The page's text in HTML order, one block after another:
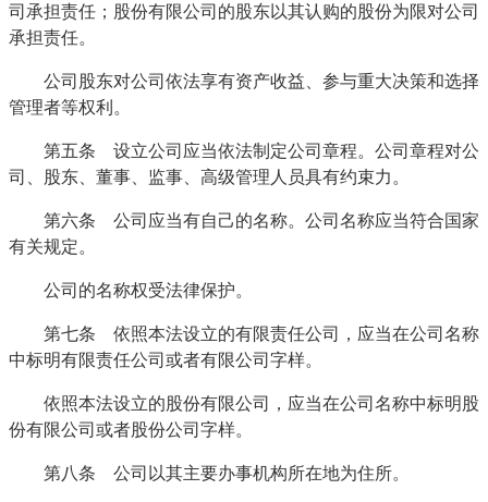
司承担责任；股份有限公司的股东以其认购的股份为限对公司
承担责任。
公司股东对公司依法享有资产收益、参与重大决策和选择
管理者等权利。
第五条 设立公司应当依法制定公司章程。公司章程对公
司、股东、董事、监事、高级管理人员具有约束力。
第六条 公司应当有自己的名称。公司名称应当符合国家
有关规定。
公司的名称权受法律保护。
第七条 依照本法设立的有限责任公司，应当在公司名称
中标明有限责任公司或者有限公司字样。
依照本法设立的股份有限公司，应当在公司名称中标明股
份有限公司或者股份公司字样。
第八条 公司以其主要办事机构所在地为住所。